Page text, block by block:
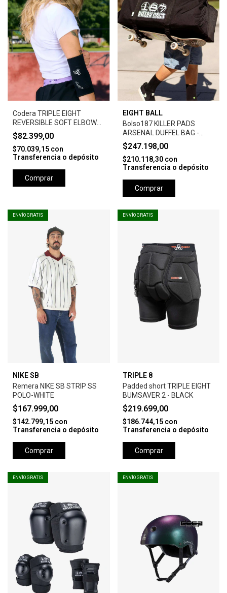
Codera TRIPLE EIGHT
REVERSIBLE SOFT ELBOW
PADS BARBIE PATIN -
BLACK /VIOLET
$82.399,00
$70.039,15 con
Transferencia o depósito
Comprar
EIGHT BALL
Bolso187 KILLER PADS
ARSENAL DUFFEL BAG -
BLACK
$247.198,00
$210.118,30 con
Transferencia o depósito
Comprar
ENVÍO GRATIS
NIKE SB
Remera NIKE SB STRIP SS
POLO-WHITE
$167.999,00
$142.799,15 con
Transferencia o depósito
Comprar
ENVÍO GRATIS
TRIPLE 8
Padded short TRIPLE EIGHT
BUMSAVER 2 - BLACK
$219.699,00
$186.744,15 con
Transferencia o depósito
Comprar
ENVÍO GRATIS ENVÍO GRATIS